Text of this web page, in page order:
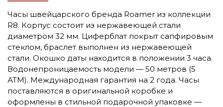
Часы швейцарского бренда Roamer из коллекции
R8. Корпус состоит из нержавеющей стали
диаметром 32 мм. Циферблат покрыт сапфировым
стеклом, браслет выполнен из нержавеющей
стали. Окошко даты находится в положении 3 часа.
Водонепроницаемость модели — 50 метров (5
АТМ). Международная гарантия на 2 года. Часы
поставляются в оригинальной коробке и
оформлены в стильной подарочной упаковке —